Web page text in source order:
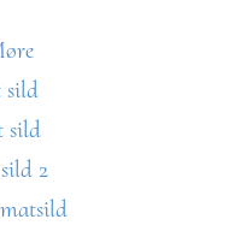
sild
sild
2